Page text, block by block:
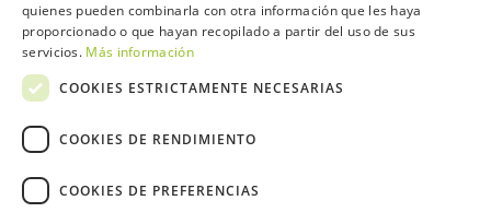
Opina Contacta
quienes pueden combinarla con otra información que les haya
proporcionado o que hayan recopilado a partir del uso de sus
servicios. Más información
COOKIES ESTRICTAMENTE NECESARIAS
COOKIES DE RENDIMIENTO
COOKIES DE PREFERENCIAS